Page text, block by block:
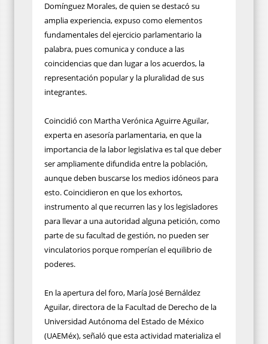
Domínguez Morales, de quien se destacó su
amplia experiencia, expuso como elementos
fundamentales del ejercicio parlamentario la
palabra, pues comunica y conduce a las
coincidencias que dan lugar a los acuerdos, la
representación popular y la pluralidad de sus
integrantes.
Coincidió con Martha Verónica Aguirre Aguilar,
experta en asesoría parlamentaria, en que la
importancia de la labor legislativa es tal que deber
ser ampliamente difundida entre la población,
aunque deben buscarse los medios idóneos para
esto. Coincidieron en que los exhortos,
instrumento al que recurren las y los legisladores
para llevar a una autoridad alguna petición, como
parte de su facultad de gestión, no pueden ser
vinculatorios porque romperían el equilibrio de
poderes.
En la apertura del foro, María José Bernáldez
Aguilar, directora de la Facultad de Derecho de la
Universidad Autónoma del Estado de México
(UAEMéx), señaló que esta actividad materializa el